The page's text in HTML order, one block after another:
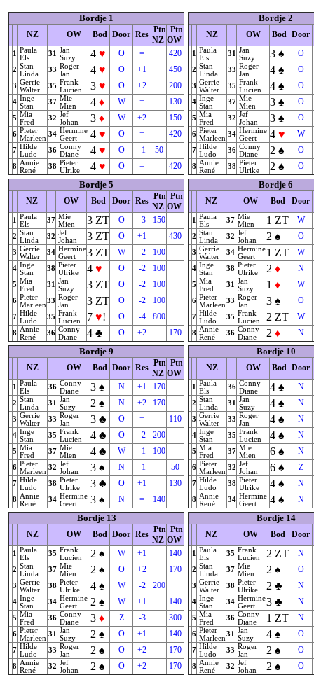
Bordje 1
NZ OW Bod Door Res Ptn
NZ
Ptn
OW
1
Paula
Els
31
Jan
Suzy
4 ♥ O = 420
2 Stan
Linda
33 Roger
Jan
4 ♥ O +1 450
3 Gerrie
Walter
35 Frank
Lucien
3 ♥ O +2 200
4 Inge
Stan
37 Mie
Mien
4 ♦ W = 130
5 Mia
Fred
32 Jef
Johan
3 ♦ W +2 150
6 Pieter
Marleen
34 Hermine
Geert
4 ♥ O = 420
7 Hilde
Ludo
36 Conny
Diane
4 ♥ O -1 50
8 Annie
René
38 Pieter
Ulrike
4 ♥ O = 420
Bordje 2
NZ OW Bod Door
1
Paula
Els
31
Jan
Suzy
3 ♠ O
2 Stan
Linda
33 Roger
Jan
4 ♠ O
3 Gerrie
Walter
35 Frank
Lucien
4 ♠ O
4 Inge
Stan
37 Mie
Mien
3 ♠ O
5 Mia
Fred
32 Jef
Johan
3 ♠ O
6 Pieter
Marleen
34 Hermine
Geert
4 ♥ W
7 Hilde
Ludo
36 Conny
Diane
2 ♠ O
8 Annie
René
38 Pieter
Ulrike
2 ♠ O
Bordje 5
NZ OW Bod Door Res Ptn
NZ
Ptn
OW
1
Paula
Els
37 Mie
Mien
3 ZT O -3 150
2 Stan
Linda
32 Jef
Johan
3 ZT O +1 430
3 Gerrie
Walter
34 Hermine
Geert
3 ZT W -2 100
4 Inge
Stan
38 Pieter
Ulrike
4 ♥ O -2 100
5 Mia
Fred
31
Jan
Suzy
3 ZT O -2 100
6 Pieter
Marleen
33 Roger
Jan
3 ZT O -2 100
7 Hilde
Ludo
35 Frank
Lucien
7 ♥! O -4 800
8 Annie
René
36 Conny
Diane
4 ♣ O +2 170
Bordje 6
NZ OW Bod Door
1
Paula
Els
37 Mie
Mien
1 ZT W
2 Stan
Linda
32 Jef
Johan
2 ♠ O
3 Gerrie
Walter
34 Hermine
Geert
1 ZT W
4 Inge
Stan
38 Pieter
Ulrike
2 ♦ N
5 Mia
Fred
31
Jan
Suzy
1 ♦ W
6 Pieter
Marleen
33 Roger
Jan
3 ♠ O
7 Hilde
Ludo
35 Frank
Lucien
2 ZT W
8 Annie
René
36 Conny
Diane
2 ♦ N
Bordje 9
NZ OW Bod Door Res Ptn
NZ
Ptn
OW
1
Paula
Els
36 Conny
Diane
3 ♠ N +1 170
2 Stan
Linda
31
Jan
Suzy
2 ♠ N +2 170
3 Gerrie
Walter
33 Roger
Jan
3 ♣ O = 110
4 Inge
Stan
35 Frank
Lucien
4 ♣ O -2 200
5 Mia
Fred
37 Mie
Mien
4 ♣ W -1 100
6 Pieter
Marleen
32 Jef
Johan
3 ♠ N -1 50
7 Hilde
Ludo
38 Pieter
Ulrike
3 ♣ O +1 130
8 Annie
René
34 Hermine
Geert
3 ♠ N = 140
Bordje 10
NZ OW Bod Door
1
Paula
Els
36 Conny
Diane
4 ♠ N
2 Stan
Linda
31
Jan
Suzy
4 ♠ N
3 Gerrie
Walter
33 Roger
Jan
4 ♠ N
4 Inge
Stan
35 Frank
Lucien
4 ♠ N
5 Mia
Fred
37 Mie
Mien
6 ♠ N
6 Pieter
Marleen
32 Jef
Johan
6 ♠ Z
7 Hilde
Ludo
38 Pieter
Ulrike
4 ♠ N
8 Annie
René
34 Hermine
Geert
4 ♠ N
Bordje 13
NZ OW Bod Door Res Ptn
NZ
Ptn
OW
1
Paula
Els
35 Frank
Lucien
2 ♠ W +1 140
2 Stan
Linda
37 Mie
Mien
2 ♠ O +2 170
3 Gerrie
Walter
38 Pieter
Ulrike
4 ♠ W -2 200
4 Inge
Stan
34 Hermine
Geert
2 ♠ W +1 140
5 Mia
Fred
36 Conny
Diane
3 ♦ Z -3 300
6 Pieter
Marleen
31
Jan
Suzy
2 ♠ O +1 140
7 Hilde
Ludo
33 Roger
Jan
2 ♠ O +2 170
8 Annie
René
32 Jef
Johan
2 ♠ O +2 170
Bordje 14
NZ OW Bod Door
1
Paula
Els
35 Frank
Lucien
2 ZT N
2 Stan
Linda
37 Mie
Mien
2 ♠ O
3 Gerrie
Walter
38 Pieter
Ulrike
2 ♣ N
4 Inge
Stan
34 Hermine
Geert
3 ♣ N
5 Mia
Fred
36 Conny
Diane
1 ZT N
6 Pieter
Marleen
31
Jan
Suzy
4 ♠ O
7 Hilde
Ludo
33 Roger
Jan
2 ♠ O
8 Annie
René
32 Jef
Johan
2 ♠ O